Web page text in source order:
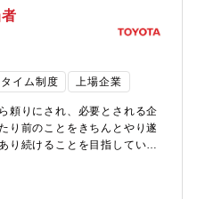
(部署による)■キャリア面談制
才能を発掘するためのタレン
について】※適用については
貸住宅家賃の50～80％会社
り）■単身赴任手当：3.5万
リアプラン：有り■リフレッ
5～10日間の休暇
を見据えています。【募集背
が、既存サービスのさらなる拡
ち上げを行い、ミッションの
ます。この事業成長を強力に
組織を急拡大・強化していく
、このダイナミックな事業拡
連携しながら人事・組織戦略
していただく「人事責任者」
戦略・事業戦略に連動した、
ードの資本政策や人事方針と
イム制度 上場企業
頼りにされ、必要とされる企
り前のことをきちんとやり遂
り続けることを目指していま
します。現場に根差した法務
ます。【職務内容】企業法務